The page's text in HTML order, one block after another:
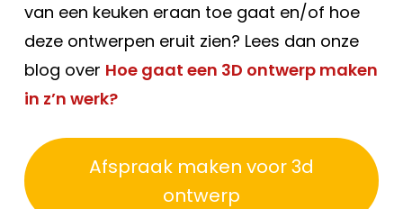
van een keuken eraan toe gaat en/of hoe
deze ontwerpen eruit zien? Lees dan onze
blog over Hoe gaat een 3D ontwerp maken
in z’n werk?
Afspraak maken voor 3d
ontwerp